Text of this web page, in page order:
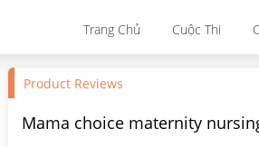
Trang Chủ Cuộc Thi
Product Reviews
Mama choice maternity